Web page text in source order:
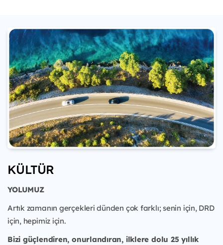
KÜLTÜR
YOLUMUZ
Artık zamanın gerçekleri dünden çok farklı; senin için, DRD
için, hepimiz için.
Bizi güçlendiren, onurlandıran, ilklere dolu 25 yıllık